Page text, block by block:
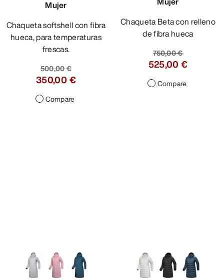
Mujer
Chaqueta softshell con fibra
hueca, para temperaturas
frescas.
500,00 €
350,00 €
Compare
Chaqueta Beta con relleno
de fibra hueca
750,00 €
525,00 €
Compare